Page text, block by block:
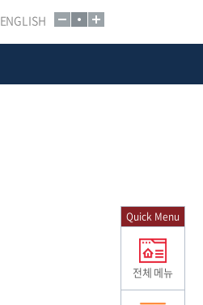
ENGLISH
Quick Menu
전체 메뉴